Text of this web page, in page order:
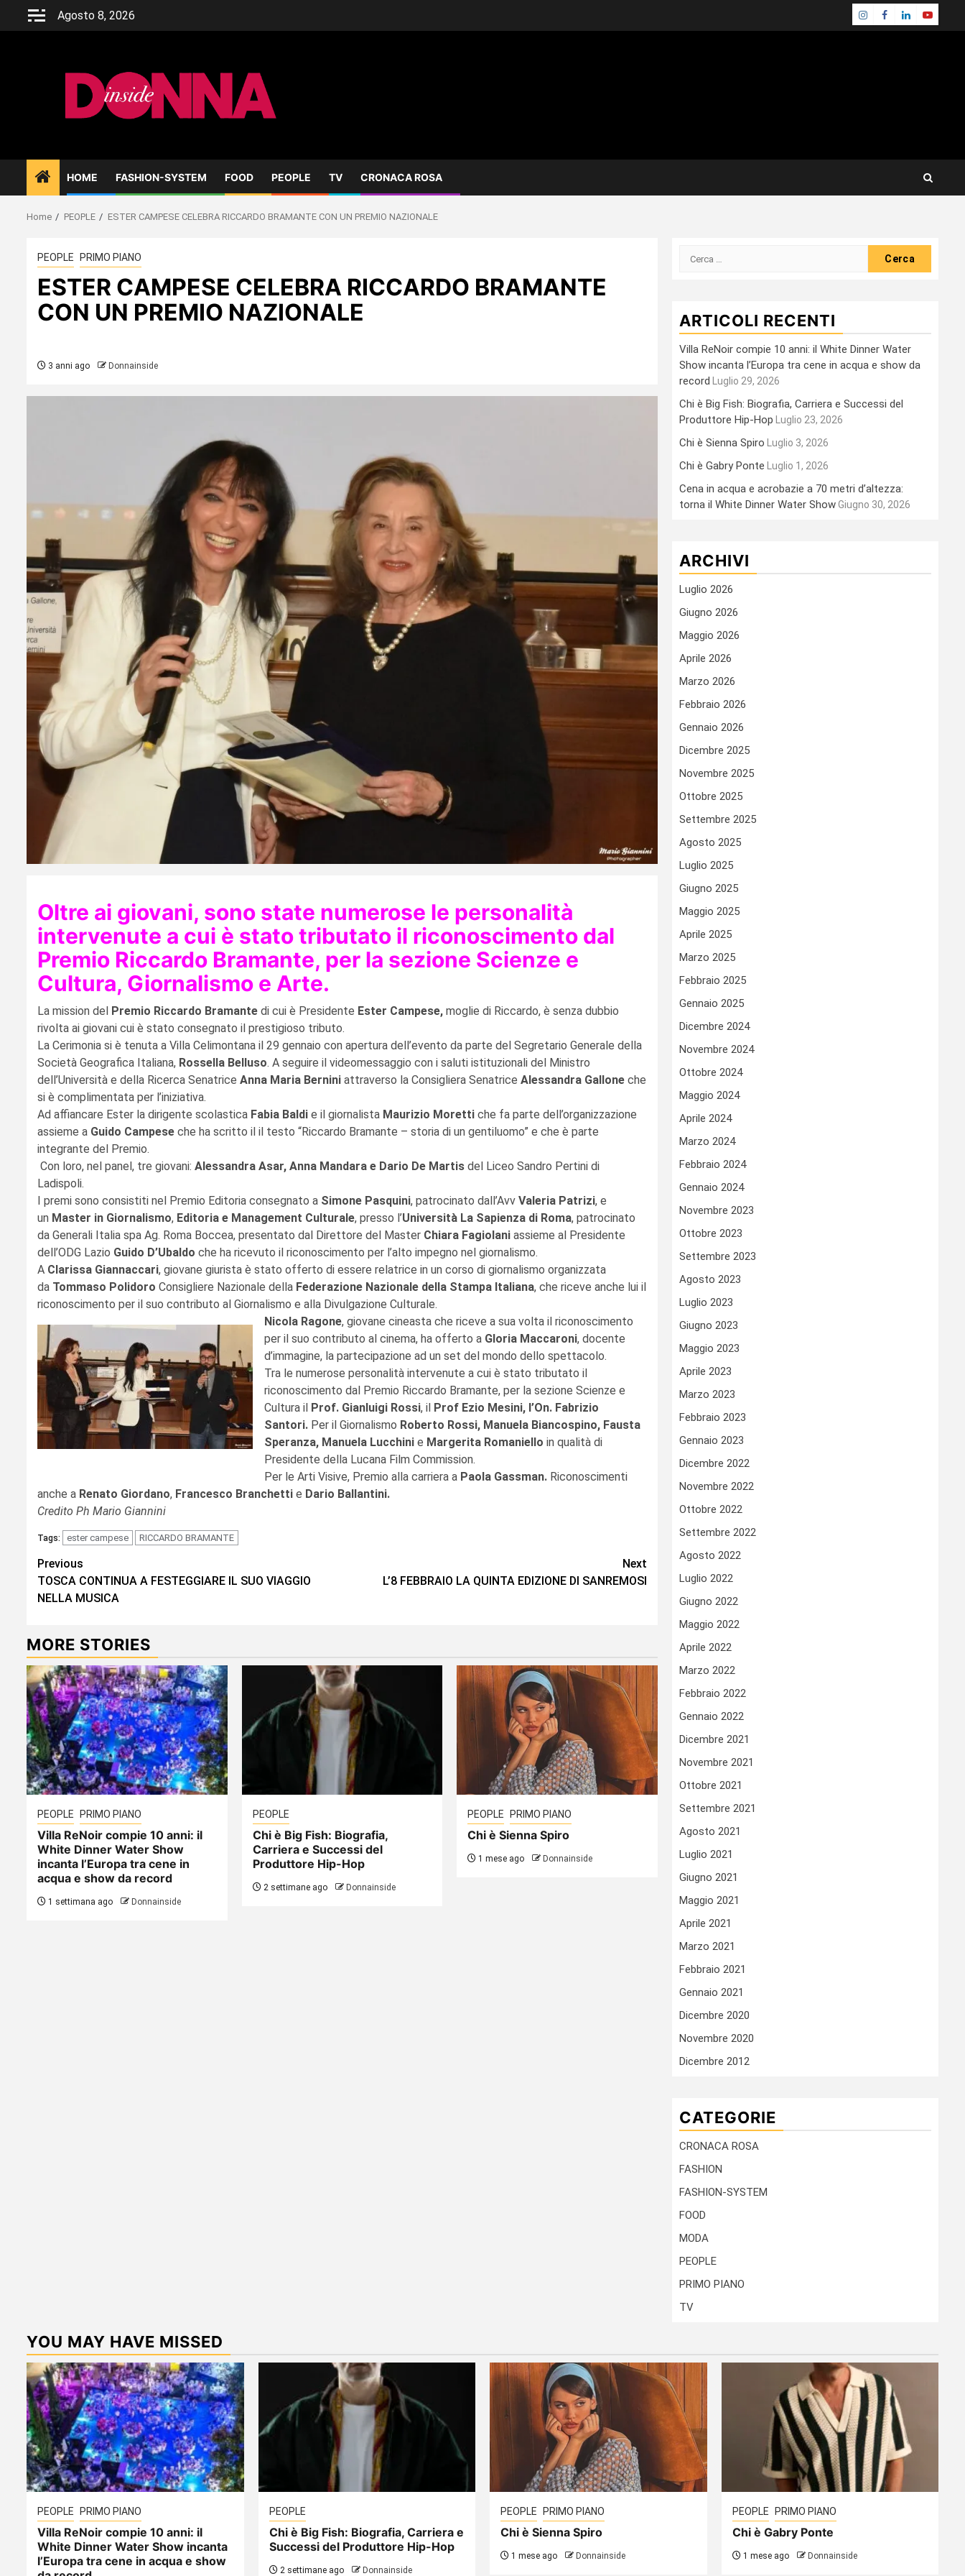
Agosto 8, 2026 Instagram
Facebook
LinkedinYoutube
HOME FASHION-SYSTEM FOOD PEOPLE TV CRONACA ROSA
Home PEOPLE ESTER CAMPESE CELEBRA RICCARDO BRAMANTE CON UN PREMIO NAZIONALE
PEOPLE PRIMO PIANO
ESTER CAMPESE CELEBRA RICCARDO BRAMANTE
CON UN PREMIO NAZIONALE
3 anni ago Donnainside
Oltre ai giovani, sono state numerose le personalità
intervenute a cui è stato tributato il riconoscimento dal
Premio Riccardo Bramante, per la sezione Scienze e
Cultura, Giornalismo e Arte.
La mission del Premio Riccardo Bramante di cui è Presidente Ester Campese, moglie di Riccardo, è senza dubbio
rivolta ai giovani cui è stato consegnato il prestigioso tributo.
La Cerimonia si è tenuta a Villa Celimontana il 29 gennaio con apertura dell’evento da parte del Segretario Generale della
Società Geografica Italiana, Rossella Belluso. A seguire il videomessaggio con i saluti istituzionali del Ministro
dell’Università e della Ricerca Senatrice Anna Maria Bernini attraverso la Consigliera Senatrice Alessandra Gallone che
si è complimentata per l’iniziativa.
Ad affiancare Ester la dirigente scolastica Fabia Baldi e il giornalista Maurizio Moretti che fa parte dell’organizzazione
assieme a Guido Campese che ha scritto il il testo “Riccardo Bramante – storia di un gentiluomo” e che è parte
integrante del Premio.
Con loro, nel panel, tre giovani: Alessandra Asar, Anna Mandara e Dario De Martis del Liceo Sandro Pertini di
Ladispoli.
I premi sono consistiti nel Premio Editoria consegnato a Simone Pasquini, patrocinato dall’Avv Valeria Patrizi, e
un Master in Giornalismo, Editoria e Management Culturale, presso l’Università La Sapienza di Roma, patrocinato
da Generali Italia spa Ag. Roma Boccea, presentato dal Direttore del Master Chiara Fagiolani assieme al Presidente
dell’ODG Lazio Guido D’Ubaldo che ha ricevuto il riconoscimento per l’alto impegno nel giornalismo.
A Clarissa Giannaccari, giovane giurista è stato offerto di essere relatrice in un corso di giornalismo organizzata
da Tommaso Polidoro Consigliere Nazionale della Federazione Nazionale della Stampa Italiana, che riceve anche lui il
riconoscimento per il suo contributo al Giornalismo e alla Divulgazione Culturale.
Nicola Ragone, giovane cineasta che riceve a sua volta il riconoscimento
per il suo contributo al cinema, ha offerto a Gloria Maccaroni, docente
d’immagine, la partecipazione ad un set del mondo dello spettacolo.
Tra le numerose personalità intervenute a cui è stato tributato il
riconoscimento dal Premio Riccardo Bramante, per la sezione Scienze e
Cultura il Prof. Gianluigi Rossi, il Prof Ezio Mesini, l’On. Fabrizio
Santori. Per il Giornalismo Roberto Rossi, Manuela Biancospino, Fausta
Speranza, Manuela Lucchini e Margerita Romaniello in qualità di
Presidente della Lucana Film Commission.
Per le Arti Visive, Premio alla carriera a Paola Gassman. Riconoscimenti
anche a Renato Giordano, Francesco Branchetti e Dario Ballantini.
Credito Ph Mario Giannini
Tags: ester campese RICCARDO BRAMANTE
Continue
Reading
Previous
TOSCA CONTINUA A FESTEGGIARE IL SUO VIAGGIO
NELLA MUSICA
Next
L’8 FEBBRAIO LA QUINTA EDIZIONE DI SANREMOSI
MORE STORIES
PEOPLE PRIMO PIANO
Villa ReNoir compie 10 anni: il
White Dinner Water Show
incanta l’Europa tra cene in
acqua e show da record
1 settimana ago Donnainside
PEOPLE
Chi è Big Fish: Biografia,
Carriera e Successi del
Produttore Hip-Hop
2 settimane ago Donnainside
PEOPLE PRIMO PIANO
Chi è Sienna Spiro
1 mese ago Donnainside
Ricerca
ARTICOLI RECENTI
Villa ReNoir compie 10 anni: il White Dinner Water
Show incanta l’Europa tra cene in acqua e show da
record
Luglio 29, 2026
Chi è Big Fish: Biografia, Carriera e Successi del
Produttore Hip-Hop
Luglio 23, 2026
Chi è Sienna Spiro Luglio 3, 2026
Chi è Gabry Ponte Luglio 1, 2026
Cena in acqua e acrobazie a 70 metri d’altezza:
torna il White Dinner Water ShowGiugno 30, 2026
ARCHIVI
Luglio 2026
Giugno 2026
Maggio 2026
Aprile 2026
Marzo 2026
Febbraio 2026
Gennaio 2026
Dicembre 2025
Novembre 2025
Ottobre 2025
Settembre 2025
Agosto 2025
Luglio 2025
Giugno 2025
Maggio 2025
Aprile 2025
Marzo 2025
Febbraio 2025
Gennaio 2025
Dicembre 2024
Novembre 2024
Ottobre 2024
Maggio 2024
Aprile 2024
Marzo 2024
Febbraio 2024
Gennaio 2024
Novembre 2023
Ottobre 2023
Settembre 2023
Agosto 2023
Luglio 2023
Giugno 2023
Maggio 2023
Aprile 2023
Marzo 2023
Febbraio 2023
Gennaio 2023
Dicembre 2022
Novembre 2022
Ottobre 2022
Settembre 2022
Agosto 2022
Luglio 2022
Giugno 2022
Maggio 2022
Aprile 2022
Marzo 2022
Febbraio 2022
Gennaio 2022
Dicembre 2021
Novembre 2021
Ottobre 2021
Settembre 2021
Agosto 2021
Luglio 2021
Giugno 2021
Maggio 2021
Aprile 2021
Marzo 2021
Febbraio 2021
Gennaio 2021
Dicembre 2020
Novembre 2020
Dicembre 2012
CATEGORIE
CRONACA ROSA
FASHION
FASHION-SYSTEM
FOOD
MODA
PEOPLE
PRIMO PIANO
TV
YOU MAY HAVE MISSED
PEOPLE PRIMO PIANO
Villa ReNoir compie 10 anni: il
White Dinner Water Show incanta
l’Europa tra cene in acqua e show
PEOPLE
Chi è Big Fish: Biografia, Carriera e
Successi del Produttore Hip-Hop
2 settimane ago Donnainside
PEOPLE PRIMO PIANO
Chi è Sienna Spiro
1 mese ago Donnainside
PEOPLE PRIMO PIANO
Chi è Gabry Ponte
1 mese ago Donnainside